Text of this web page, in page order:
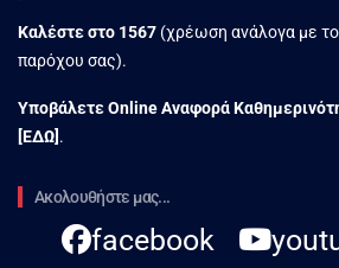
Καλέστε στο 1567 (χρέωση ανάλογα με
παρόχου σας).
Υποβάλετε Online Αναφορά
[ΕΔΩ] .
Ακολουθήστε μας...
facebook